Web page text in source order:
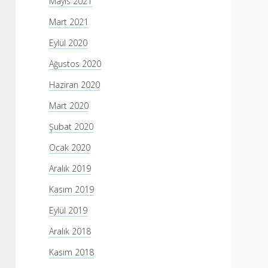
Mart 2021
Eylül 2020
Ağustos 2020
Haziran 2020
Mart 2020
Şubat 2020
Ocak 2020
Aralık 2019
Kasım 2019
Eylül 2019
Aralık 2018
Kasım 2018